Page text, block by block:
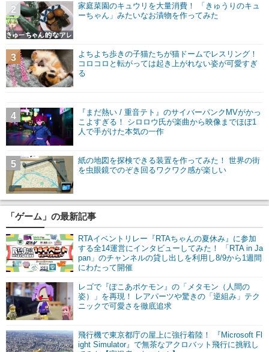
家庭菜園のキュウリを大量消費！ 「きゅうりのキュ
ーちゃん」みたいなお漬物を作ってみた
2
よちよち歩きの子猫たちが猫ドームでレスリング！
コロコロと転がっては起き上がれない姿が可愛すぎ
る
3
『まだ熱い / 重音テト』のサイバーパンクMVがかっ
こよすぎる！ シロロウ氏が楽曲から映像までほぼ1
人で手がけた本気の一作
4
紙の地図を探検できる装置を作ってみた！ 世界の街
を虫眼鏡でのぞき回るワクワク感が楽しい
5
「ゲーム」の最新記事
RTAイベントリレー『RTAちゃんの夏休み』に参加
する全14運営にインタビューしてみた！ 「RTA in Ja
pan」のチャンネルの貸し出しを利用し8/9から1週間
にわたって開催
レゴで『ぽこあポケモン』の「メタモン（人間の
姿）」を再現！ レアパーツや驚きの「逆組み」テク
ニックで可愛さを徹底追求
飛行機で東京都庁の屋上に強行着陸！ 『Microsoft Fl
ight Simulator』で無茶なアクロバット飛行に挑戦し